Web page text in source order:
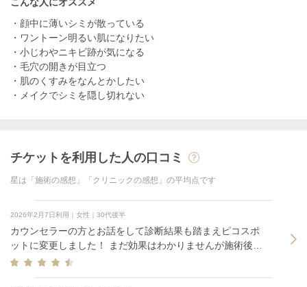
・顔中に薄いシミが散っている
・ワントーン明るい肌になりたい
・小じわやニキビ跡が気になる
・毛穴の開きが目立つ
・肌のくすみをなんとかしたい
・メイクでシミを隠し切れない
チケットを利用した人の口コミ
星は「施術の感想」「クリニックの感想」の平均点です
2026年2月7日利用｜女性｜30代後半
カウンセラーの方とお話をして診断結果も踏まえピコスポ
ットに変更しました！ まだ効果はわかりませんが施術後は
照射部分がぷくっと膨れて赤くなっています 打つ時はパチ